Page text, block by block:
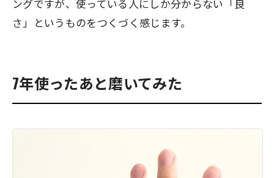
ングですが、使っている人にしか分からない「良
さ」というものをつくづく感じます。
7年使ったあと磨いてみた